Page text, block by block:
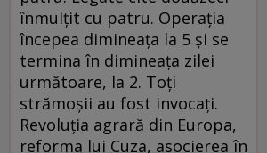
înmulţit cu patru. Operaţia
începea dimineaţa la 5 şi se
termina în dimineaţa zilei
următoare, la 2. Toţi
strămoşii au fost invocaţi.
Revoluţia agrară din Europa,
reforma lui Cuza, asocierea în